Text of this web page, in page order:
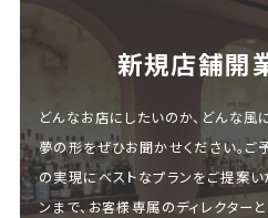
新規店舗開
どんなお店にしたいのか、どんな風
夢の形をぜひお聞かせください。ご
の実現にベストなプランをご提案い
ンまで、お客様専属のディレクター